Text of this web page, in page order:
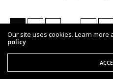
… →
Our site uses cookies. Learn more
policy